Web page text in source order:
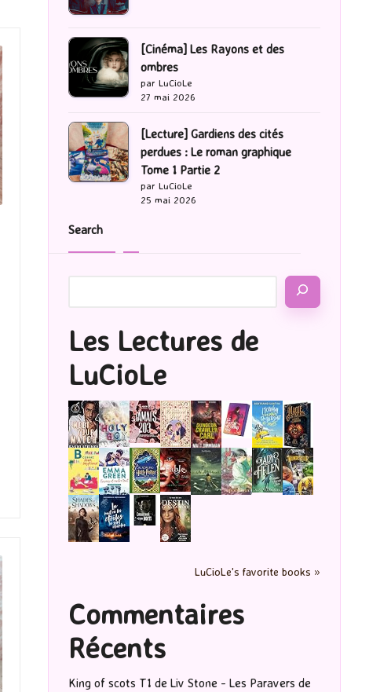
[Cinéma] Les Rayons et des
ombres
par LuCioLe
27 mai 2026
[Lecture] Gardiens des cités
perdues : Le roman graphique
Tome 1 Partie 2
par LuCioLe
25 mai 2026
Search
Les Lectures de
LuCioLe
LuCioLe's favorite books »
Commentaires
Récents
King of scots T1 de Liv Stone - Les Paravers de